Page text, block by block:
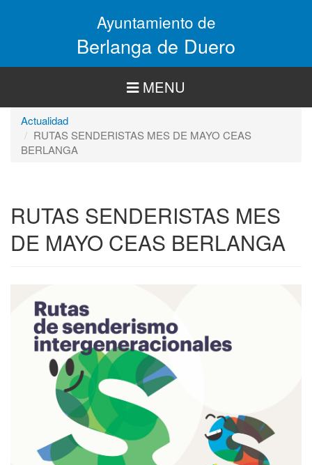
Ayuntamiento de
Berlanga de Duero
MENU
Actualidad
RUTAS SENDERISTAS MES DE MAYO CEAS
BERLANGA
RUTAS SENDERISTAS MES
DE MAYO CEAS BERLANGA